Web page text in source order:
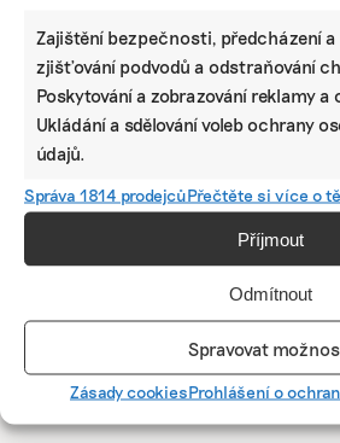
Zajištění bezpečnosti, předcházení a
zjišťování podvodů a odstraňování
Poskytování a zobrazování reklamy a
Ukládání a sdělování voleb ochrany
údajů.
Správa 1814 prodejcůPřečtěte si více o
Příjmout
Odmítnout
Spravovat
Zásady cookiesProhlášení o
prostředí, CSR, vědy a inovativních
prospěšných) nápadů. Dvanáct let
Hospodářských novin a spolupracuje i s
to má smysl. Vystudovala žurnalistiku
Reklama